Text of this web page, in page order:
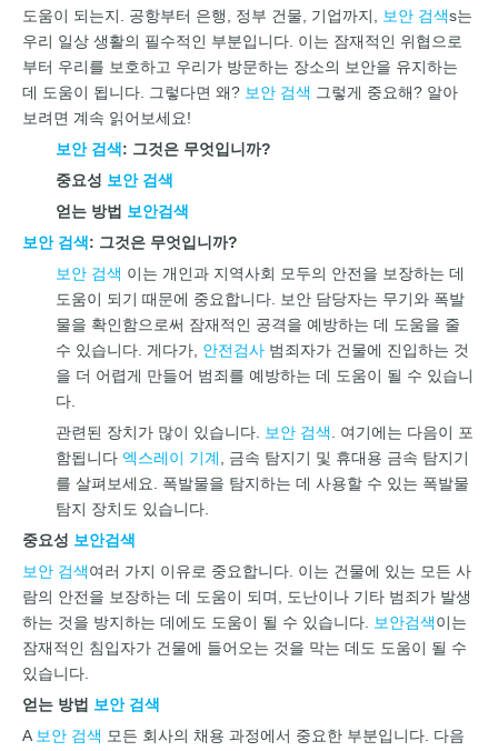
도움이 되는지. 공항부터 은행, 정부 건물, 기업까지,
보안 검색s는
우리 일상 생활의 필수적인 부분입니다. 이는 잠재적인 위협으로
부터 우리를 보호하고 우리가 방문하는 장소의 보안을 유지하는
데 도움이 됩니다. 그렇다면 왜? 보안 검색 그렇게 중요해? 알아
보려면 계속 읽어보세요!
보안 검색: 그것은 무엇입니까?
중요성 보안 검색
얻는 방법 보안검색
보안 검색: 그것은 무엇입니까?
보안 검색 이는 개인과 지역사회 모두의 안전을 보장하는 데
도움이 되기 때문에 중요합니다. 보안 담당자는 무기와 폭발
물을 확인함으로써 잠재적인 공격을 예방하는 데 도움을 줄
수 있습니다. 게다가, 안전검사 범죄자가 건물에 진입하는 것
을 더 어렵게 만들어 범죄를 예방하는 데 도움이 될 수 있습니
다.
관련된 장치가 많이 있습니다.
보안 검색
. 여기에는 다음이 포
함됩니다 엑스레이 기계
, 금속 탐지기 및 휴대용 금속 탐지기
를 살펴보세요. 폭발물을 탐지하는 데 사용할 수 있는 폭발물
탐지 장치도 있습니다.
중요성 보안검색
보안 검색여러 가지 이유로 중요합니다. 이는 건물에 있는 모든 사
람의 안전을 보장하는 데 도움이 되며, 도난이나 기타 범죄가 발생
하는 것을 방지하는 데에도 도움이 될 수 있습니다.
보안검색이는
잠재적인 침입자가 건물에 들어오는 것을 막는 데도 도움이 될 수
있습니다.
얻는 방법 보안 검색
A 보안 검색 모든 회사의 채용 과정에서 중요한 부분입니다. 다음